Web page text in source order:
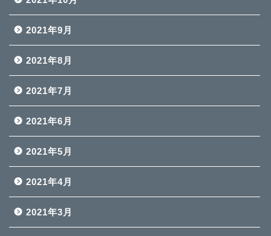
2021年9月
2021年8月
2021年7月
2021年6月
2021年5月
2021年4月
2021年3月